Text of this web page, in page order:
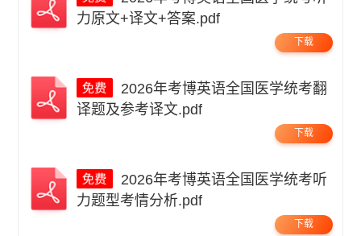
力原文+译文+答案.pdf
下载
译题及参考译文.pdf
下载
力题型考情分析.pdf
下载